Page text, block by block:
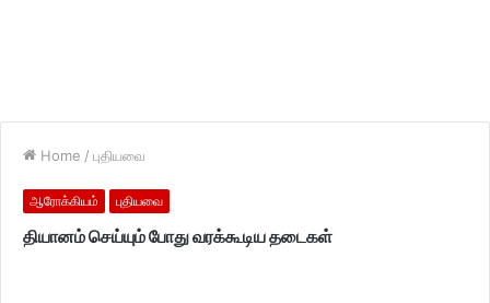
Home / புதியவை
ஆரோக்கியம் புதியவை
தியானம் செய்யும் போது வரக்கூடிய தடைகள்